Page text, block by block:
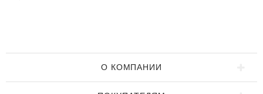
О КОМПАНИИ